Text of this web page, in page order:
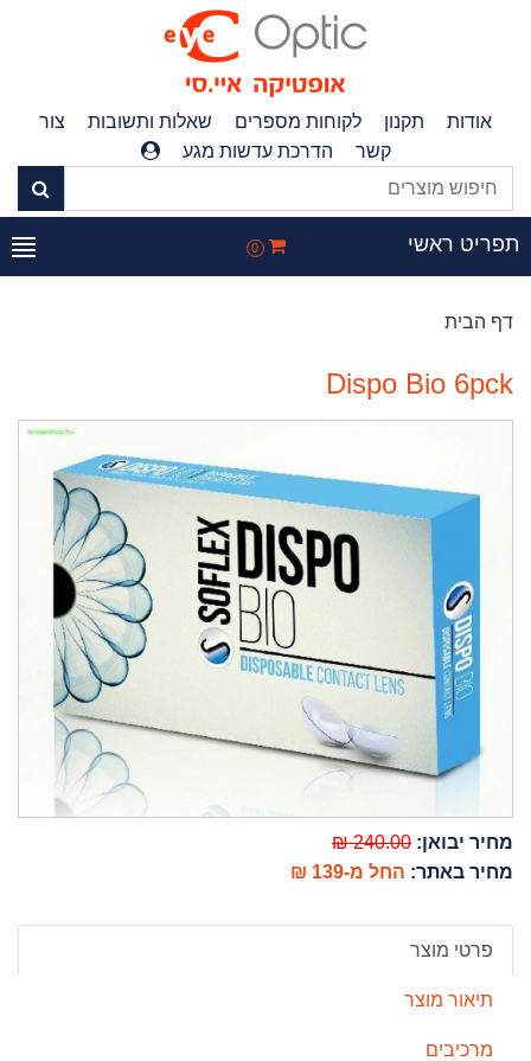
אודות תקנון לקוחות מספרים שאלות ותשובות
צור
קשר
הדרכת עדשות מגע
תפריט ראשי 0
דף הבית
Dispo Bio 6pck
מחיר יבואן: 240.00 ₪
מחיר באתר: החל מ-139 ₪
פרטי מוצר
תיאור מוצר
מרכיבים